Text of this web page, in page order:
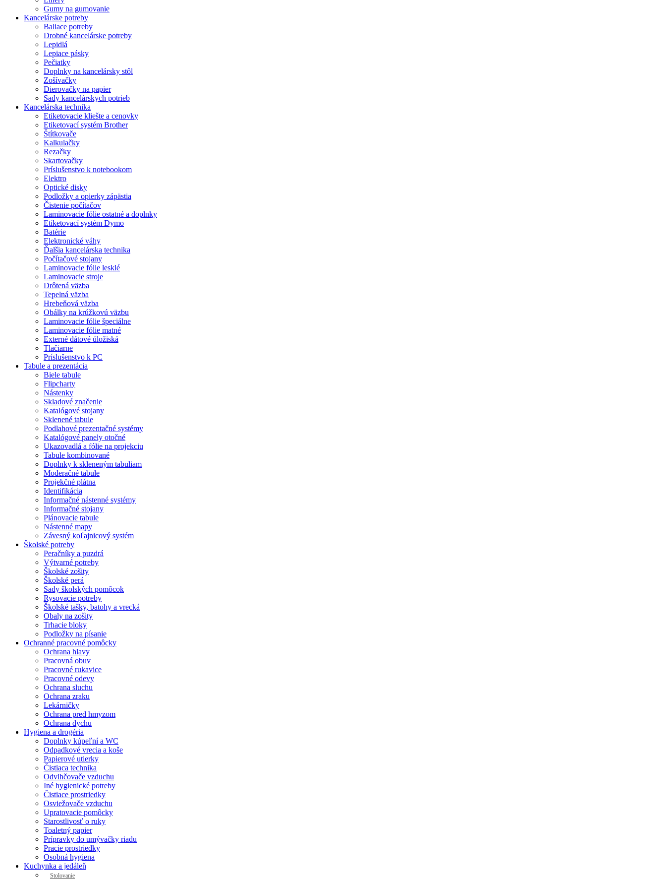
Gumy na gumovanie
Kancelárske potreby
Baliace potreby
Drobné kancelárske potreby
Lepidlá
Lepiace pásky
Pečiatky
Doplnky na kancelársky stôl
Zošívačky
Dierovačky na papier
Sady kancelárskych potrieb
Kancelárska technika
Etiketovacie kliešte a cenovky
Etiketovací systém Brother
Štítkovače
Kalkulačky
Rezačky
Skartovačky
Príslušenstvo k notebookom
Elektro
Optické disky
Podložky a opierky zápästia
Čistenie počítačov
Laminovacie fólie ostatné a doplnky
Etiketovací systém Dymo
Batérie
Elektronické váhy
Ďalšia kancelárska technika
Počítačové stojany
Laminovacie fólie lesklé
Laminovacie stroje
Drôtená väzba
Tepelná väzba
Hrebeňová väzba
Obálky na krúžkovú väzbu
Laminovacie fólie špeciálne
Laminovacie fólie matné
Externé dátové úložiská
Tlačiarne
Príslušenstvo k PC
Tabule a prezentácia
Biele tabule
Flipcharty
Nástenky
Skladové značenie
Katalógové stojany
Sklenené tabule
Podlahové prezentačné systémy
Katalógové panely otočné
Ukazovadlá a fólie na projekciu
Tabule kombinované
Doplnky k skleneným tabuliam
Moderačné tabule
Projekčné plátna
Identifikácia
Informačné nástenné systémy
Informačné stojany
Plánovacie tabule
Nástenné mapy
Závesný koľajnicový systém
Školské potreby
Peračníky a puzdrá
Výtvarné potreby
Školské zošity
Školské perá
Sady školských pomôcok
Rysovacie potreby
Školské tašky, batohy a vrecká
Obaly na zošity
Trhacie bloky
Podložky na písanie
Ochranné pracovné pomôcky
Ochrana hlavy
Pracovná obuv
Pracovné rukavice
Pracovné odevy
Ochrana sluchu
Ochrana zraku
Lekárničky
Ochrana pred hmyzom
Ochrana dychu
Hygiena a drogéria
Doplnky kúpeľní a WC
Odpadkové vrecia a koše
Papierové utierky
Čistiaca technika
Odvlhčovače vzduchu
Iné hygienické potreby
Čistiace prostriedky
Osviežovače vzduchu
Upratovacie pomôcky
Starostlivosť o ruky
Toaletný papier
Prípravky do umývačky riadu
Pracie prostriedky
Osobná hygiena
Kuchynka a jedáleň
Stolovanie